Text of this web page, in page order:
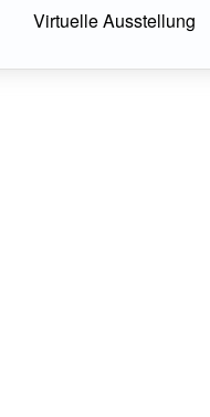
Virtuelle Ausstellung